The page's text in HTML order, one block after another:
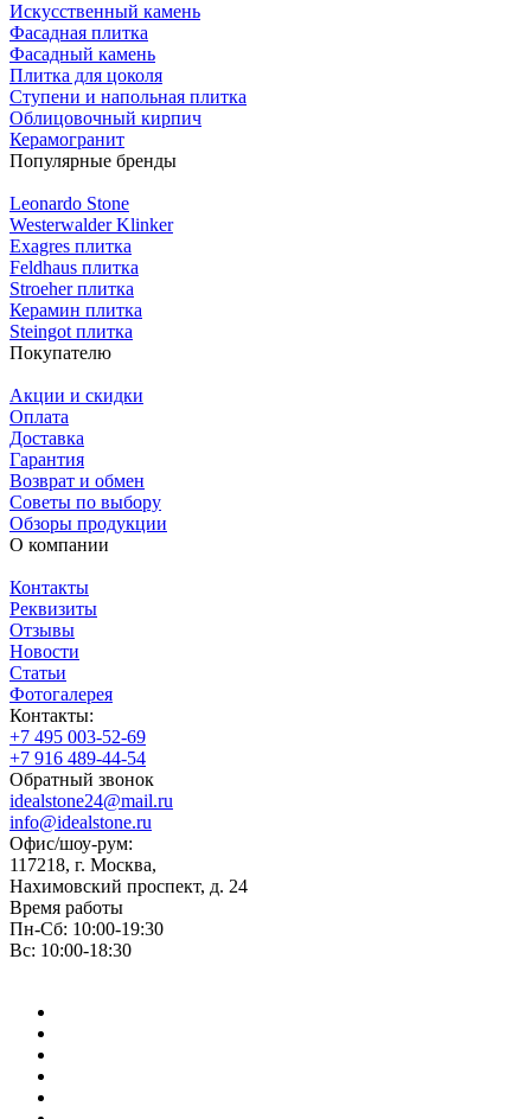
Искусственный камень
Фасадная плитка
Фасадный камень
Плитка для цоколя
Ступени и напольная плитка
Облицовочный кирпич
Керамогранит
Популярные бренды
Leonardo Stone
Westerwalder Klinker
Exagres плитка
Feldhaus плитка
Stroeher плитка
Керамин плитка
Steingot плитка
Покупателю
Акции и скидки
Оплата
Доставка
Гарантия
Возврат и обмен
Советы по выбору
Обзоры продукции
О компании
Контакты
Реквизиты
Отзывы
Новости
Статьи
Фотогалерея
Контакты:
+7 495 003-52-69
+7 916 489-44-54
Обратный звонок
idealstone24@mail.ru
info@idealstone.ru
Офис/шоу-рум:
117218, г. Москва,
Нахимовский проспект, д. 24
Время работы
Пн-Сб: 10:00-19:30
Вс: 10:00-18:30